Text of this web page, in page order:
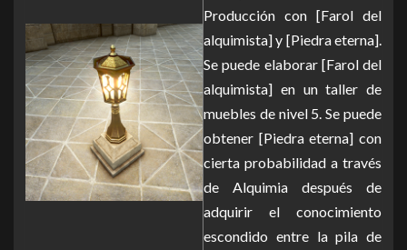
Producción con [Farol del
alquimista] y [Piedra eterna].
Se puede elaborar [Farol del
alquimista] en un taller de
muebles de nivel 5. Se puede
obtener [Piedra eterna] con
cierta probabilidad a través
de Alquimia después de
adquirir el conocimiento
escondido entre la pila de